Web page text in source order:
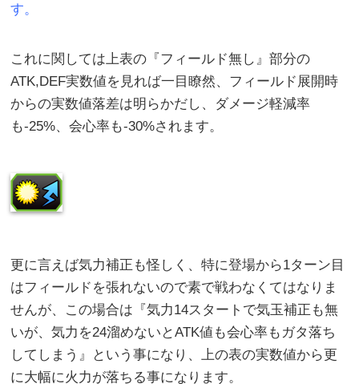
す。
これに関しては上表の『フィールド無し』部分の
ATK,DEF実数値を見れば一目瞭然、フィールド展開時
からの実数値落差は明らかだし、ダメージ軽減率
も-25%、会心率も-30%されます。
更に言えば気力補正も怪しく、特に登場から1ターン目
はフィールドを張れないので素で戦わなくてはなりま
せんが、この場合は『気力14スタートで気玉補正も無
いが、気力を24溜めないとATK値も会心率もガタ落ち
してしまう』という事になり、上の表の実数値から更
に大幅に火力が落ちる事になります。